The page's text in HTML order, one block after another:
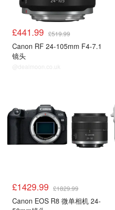
£441.99 £519.99
Canon RF 24-105mm F4-7.1
镜头
@dealmoon.co.uk
£1429.99 £1829.99
Canon EOS R8 微单相机 24-